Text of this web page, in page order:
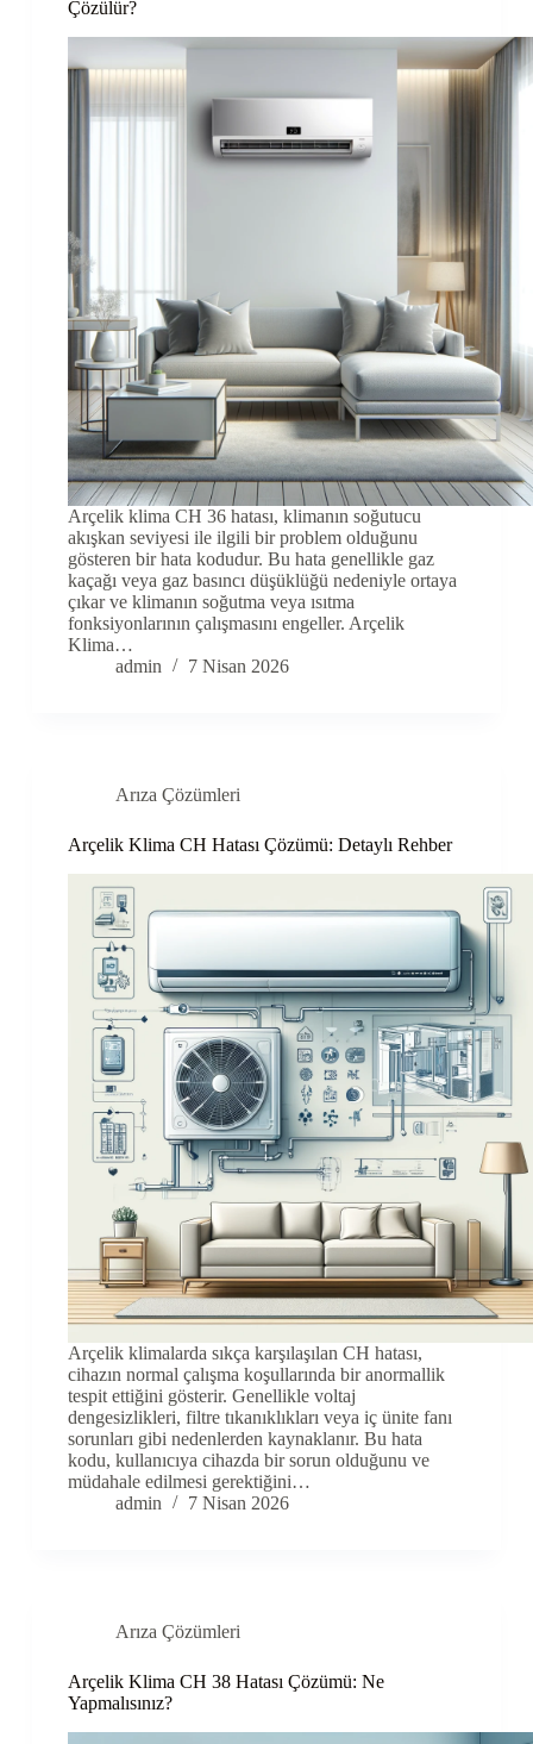
Çözülür?
Arçelik klima CH 36 hatası, klimanın soğutucu
akışkan seviyesi ile ilgili bir problem olduğunu
gösteren bir hata kodudur. Bu hata genellikle gaz
kaçağı veya gaz basıncı düşüklüğü nedeniyle ortaya
çıkar ve klimanın soğutma veya ısıtma
fonksiyonlarının çalışmasını engeller. Arçelik
Klima…
admin
7 Nisan 2026
Arıza Çözümleri
Arçelik Klima CH Hatası Çözümü: Detaylı Rehber
Arçelik klimalarda sıkça karşılaşılan CH hatası,
cihazın normal çalışma koşullarında bir anormallik
tespit ettiğini gösterir. Genellikle voltaj
dengesizlikleri, filtre tıkanıklıkları veya iç ünite fanı
sorunları gibi nedenlerden kaynaklanır. Bu hata
kodu, kullanıcıya cihazda bir sorun olduğunu ve
müdahale edilmesi gerektiğini…
admin
7 Nisan 2026
Arıza Çözümleri
Arçelik Klima CH 38 Hatası Çözümü: Ne
Yapmalısınız?